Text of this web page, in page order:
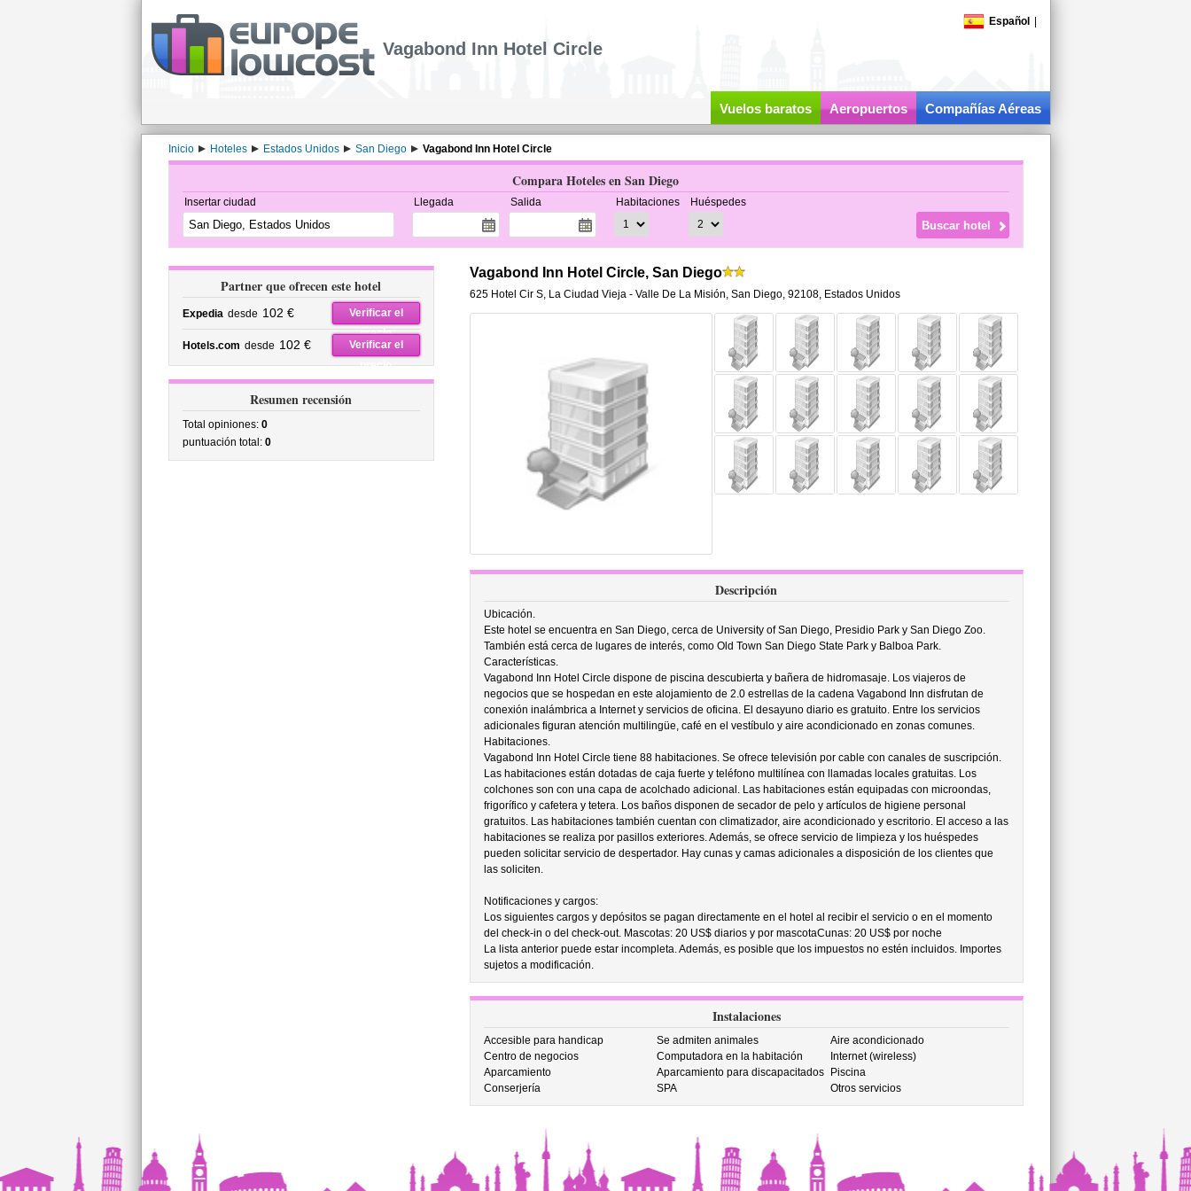
Español
Vagabond Inn Hotel Circle
Vuelos baratos Aeropuertos Compañías Aéreas
Inicio Hoteles Estados Unidos San Diego Vagabond Inn Hotel Circle
Compara Hoteles en San Diego
Insertar ciudad Llegada Salida Habitaciones Huéspedes
Partner que ofrecen este hotel
Expedia desde 102 €
Verificar el
precio
Hotels.com desde 102 €
Verificar el
precio
Resumen recensión
Total opiniones: 0
puntuación total: 0
Vagabond Inn Hotel Circle, San Diego
625 Hotel Cir S, La Ciudad Vieja - Valle De La Misión, San Diego, 92108, Estados Unidos
Descripción
Ubicación.
Este hotel se encuentra en San Diego, cerca de University of San Diego, Presidio Park y San Diego Zoo.
También está cerca de lugares de interés, como Old Town San Diego State Park y Balboa Park.
Características.
Vagabond Inn Hotel Circle dispone de piscina descubierta y bañera de hidromasaje. Los viajeros de
negocios que se hospedan en este alojamiento de 2.0 estrellas de la cadena Vagabond Inn disfrutan de
conexión inalámbrica a Internet y servicios de oficina. El desayuno diario es gratuito. Entre los servicios
adicionales figuran atención multilingüe, café en el vestíbulo y aire acondicionado en zonas comunes.
Habitaciones.
Vagabond Inn Hotel Circle tiene 88 habitaciones. Se ofrece televisión por cable con canales de suscripción.
Las habitaciones están dotadas de caja fuerte y teléfono multilínea con llamadas locales gratuitas. Los
colchones son con una capa de acolchado adicional. Las habitaciones están equipadas con microondas,
frigorífico y cafetera y tetera. Los baños disponen de secador de pelo y artículos de higiene personal
gratuitos. Las habitaciones también cuentan con climatizador, aire acondicionado y escritorio. El acceso a las
habitaciones se realiza por pasillos exteriores. Además, se ofrece servicio de limpieza y los huéspedes
pueden solicitar servicio de despertador. Hay cunas y camas adicionales a disposición de los clientes que
las soliciten.
Notificaciones y cargos:
Los siguientes cargos y depósitos se pagan directamente en el hotel al recibir el servicio o en el momento
del check-in o del check-out. Mascotas: 20 US$ diarios y por mascotaCunas: 20 US$ por noche
La lista anterior puede estar incompleta. Además, es posible que los impuestos no estén incluidos. Importes
sujetos a modificación.
Instalaciones
Accesible para handicap Se admiten animales
Aire acondicionado
Centro de negocios
Computadora en la habitación
Internet (wireless)
Aparcamiento
Aparcamiento para discapacitados
Piscina
Conserjería
SPA Otros servicios